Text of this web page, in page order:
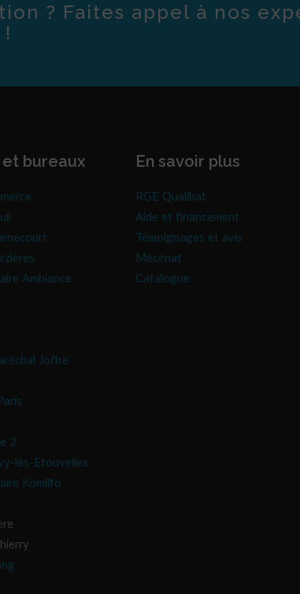
? Faites appel à nos
!
bureaux
Ambiance
Joffre
2
lès-Etouvelles
Komilfo
En savoir plus
RGE Qualibat
Aide et financement
Témoignages et avis
Mécénat
Catalogue